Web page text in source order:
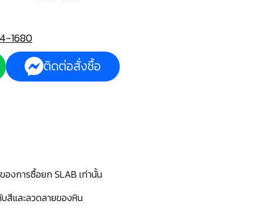
1680
ติดต่อสั่งซื้อ
องการซื้อยก SLAB เท่านั้น
สีและลวดลายของหิน